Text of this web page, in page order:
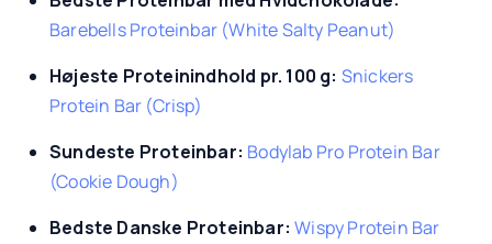
Barebells Proteinbar (White Salty Peanut)
Højeste Proteinindhold pr. 100 g: Snickers
Protein Bar (Crisp)
Sundeste Proteinbar: Bodylab Pro Protein Bar
(Cookie Dough)
Bedste Danske Proteinbar:Wispy Protein Bar